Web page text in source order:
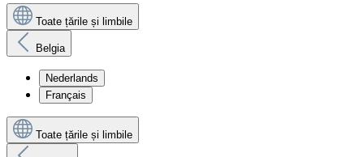
Toate țările și limbile
Belgia
Nederlands
Français
Toate țările și limbile